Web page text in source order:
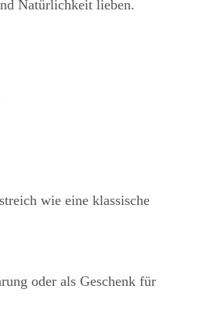
Natürlichkeit lieben.
wie eine klassische
oder als Geschenk für